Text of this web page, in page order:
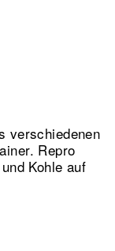
verschiedenen
Repro
Kohle auf